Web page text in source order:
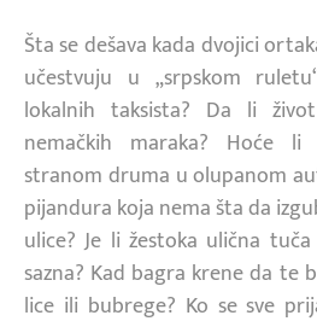
Šta se dešava kada dvojici
učestvuju u „srpskom
lokalnih taksista? Da li
nemačkih maraka? Hoće
stranom druma u olupanom
pijandura koja nema šta da
ulice? Je li žestoka ulična
sazna? Kad bagra krene da te
lice ili bubrege? Ko se sve